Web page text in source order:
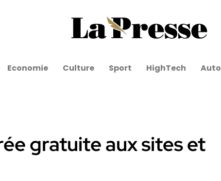
Economie Culture Sport HighTech Auto
gratuite aux sites et